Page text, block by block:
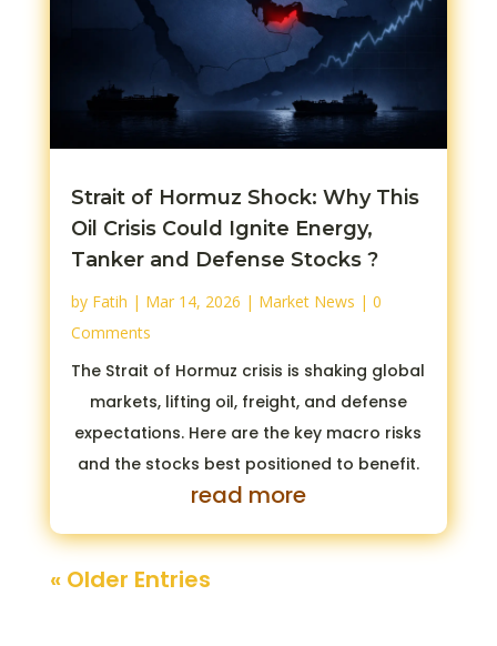
Strait of Hormuz Shock: Why This
Oil Crisis Could Ignite Energy,
Tanker and Defense Stocks ?
by Fatih | Mar 14, 2026 | Market News | 0
Comments
The Strait of Hormuz crisis is shaking global
markets, lifting oil, freight, and defense
expectations. Here are the key macro risks
and the stocks best positioned to benefit.
read more
« Older Entries